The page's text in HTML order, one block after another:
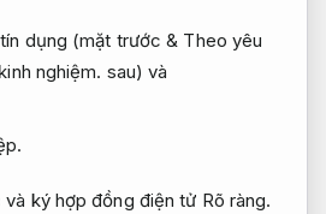
dụng (mặt trước & Theo yêu
nghiệm. sau) và
và ký hợp đồng điện tử Rõ ràng.